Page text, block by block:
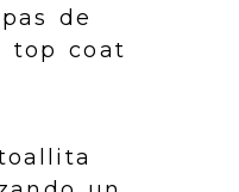
de
top coat